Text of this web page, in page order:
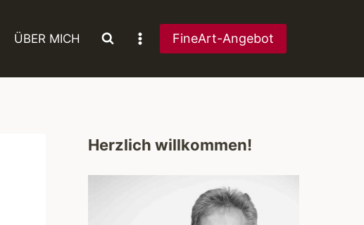
ÜBER MICH FineArt-Angebot
Herzlich willkommen!